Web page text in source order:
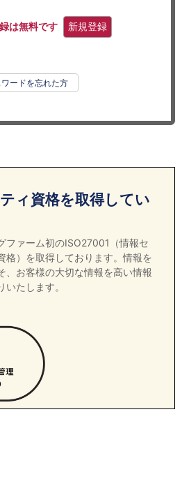
は無料です 新規登録
ードを忘れた方
ィ資格を取得してい
ファーム初のISO27001（情報セ
格）を取得しております。情報を
、お客様の大切な情報を高い情報
たします。